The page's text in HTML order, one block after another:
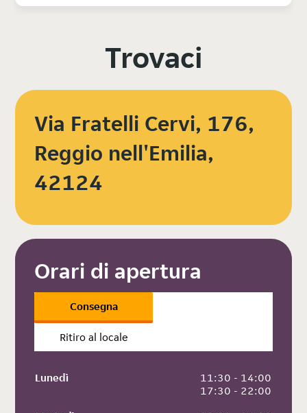
Trovaci
Via Fratelli Cervi, 176,
Reggio nell'Emilia,
42124
Orari di apertura
Consegna
Ritiro al locale
Lunedì
11:30 - 14:00
17:30 - 22:00